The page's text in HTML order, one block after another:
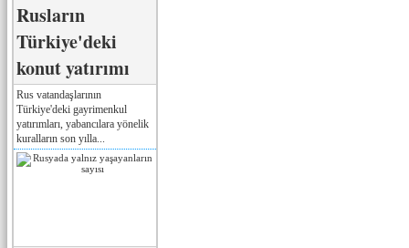
Rusların
Türkiye'deki
konut yatırımı
Rus vatandaşlarının
Türkiye'deki gayrimenkul
yatırımları, yabancılara yönelik
kuralların son yılla...